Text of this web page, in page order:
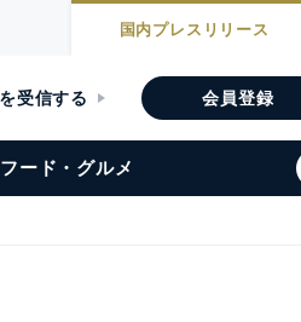
国内プレスリリース
受信する 会員登録
フード・グルメ